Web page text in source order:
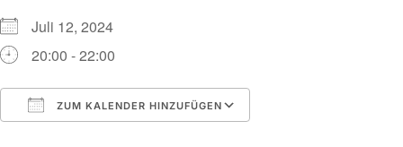
Juli 12, 2024
20:00 - 22:00
ZUM KALENDER HINZUFÜGEN